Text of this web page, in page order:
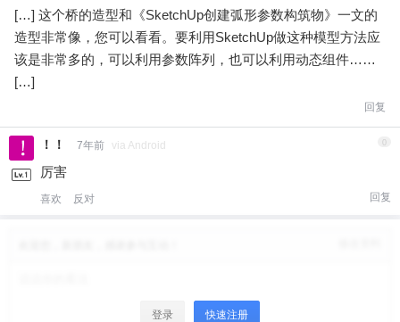
20 元 50 元 自定义
[…] 这个桥的造型和《SketchUp创建弧形参数构筑物》一文的
造型非常像，您可以看看。要利用SketchUp做这种模型方法应
该是非常多的，可以利用参数阵列，也可以利用动态组件……
[…]
回复
！！ 7年前 via Android 0
厉害
喜欢 反对 回复
登录 快速注册
您没有权限发布内容，请购买会员或者提升权
限。
6位以上